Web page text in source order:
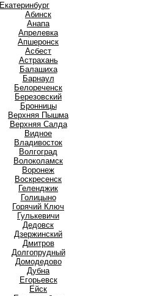
Екатеринбург
Абинск
Анапа
Апрелевка
Апшеронск
Асбест
Астрахань
Балашиха
Барнаул
Белореченск
Березовский
Бронницы
Верхняя Пышма
Верхняя Салда
Видное
Владивосток
Волгоград
Волоколамск
Воронеж
Воскресенск
Геленджик
Голицыно
Горячий Ключ
Гулькевичи
Дедовск
Дзержинский
Дмитров
Долгопрудный
Домодедово
Дубна
Егорьевск
Ейск